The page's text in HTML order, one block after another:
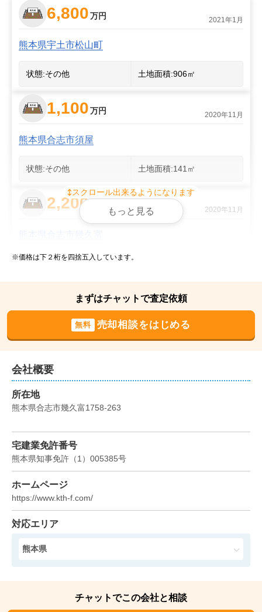
6,800万円 2021年1月
熊本県宇土市松山町
状態:その他 土地面積:906㎡
1,100万円 2020年11月
熊本県合志市須屋
状態:その他 土地面積:141㎡
2,200 2020年11月
状態: 更地
1,900万円
熊本県熊本市北区龍田五丁目
状態:その他
700
熊本県熊本市西区島崎三丁目
状態:その他
スクロール出来るようになります
もっと見る
※価格は下２桁を四捨五入しています。
まずはチャットで査定依頼
無料 売却相談をはじめる
会社概要
所在地
熊本県合志市幾久富1758-263
宅建業免許番号
熊本県知事免許 （1） 005385号
ホームページ
https://www.kth-f.com/
対応エリア
熊本県
チャットでこの会社と相談